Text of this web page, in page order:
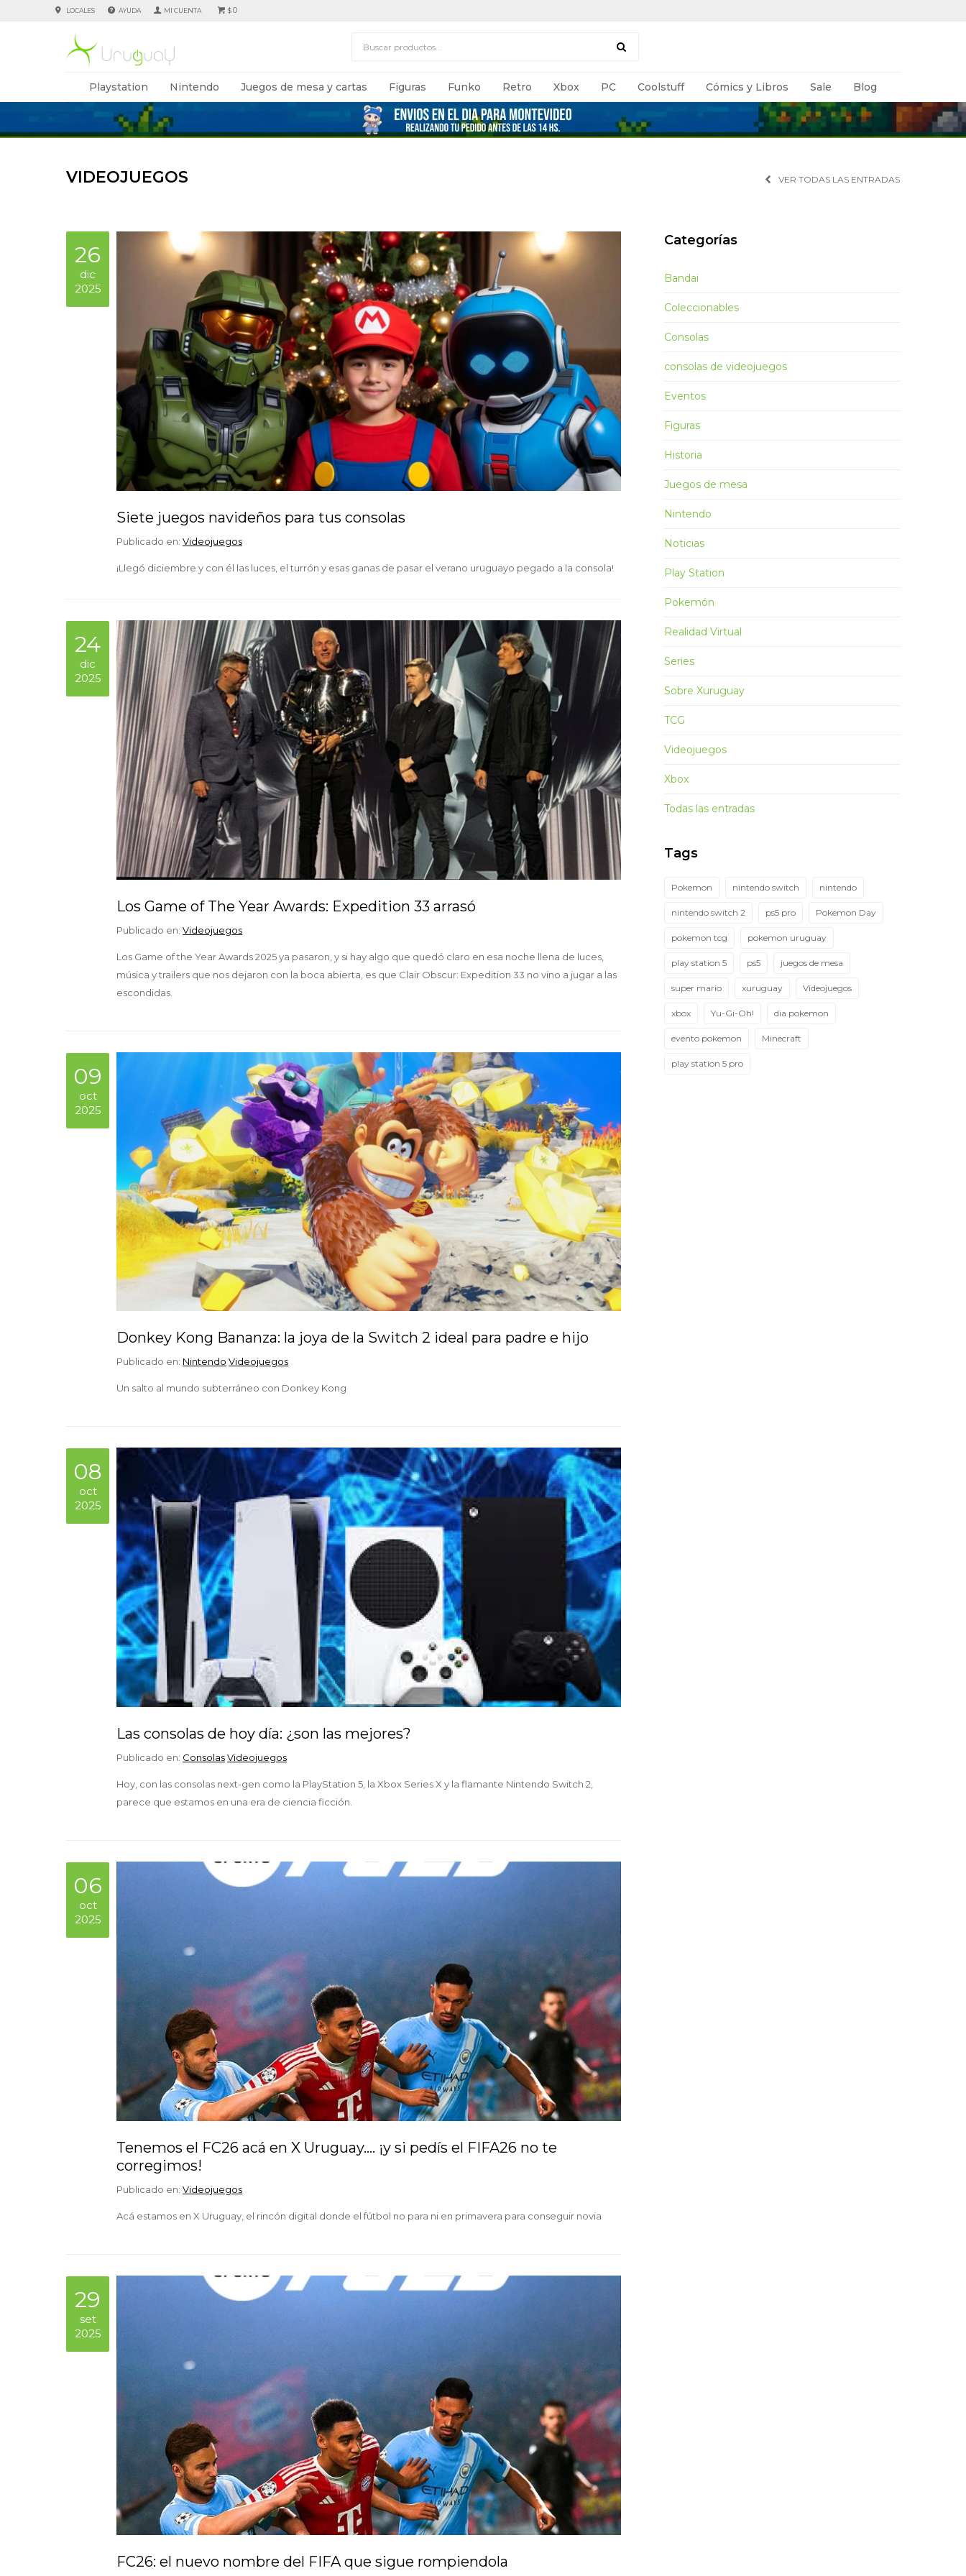
Playstation Nintendo Juegos de mesa y cartas Figuras Funko Retro Xbox PC Coolstuff Cómics y Libros Sale Blog
$0
LOCALES AYUDA
VIDEOJUEGOS VER TODAS LAS ENTRADAS
Siete juegos navideños para tus consolas
26
dic
2025
Publicado en: Videojuegos
¡Llegó diciembre y con él las luces, el turrón y esas ganas de pasar el verano uruguayo pegado a la consola!
Los Game of The Year Awards: Expedition 33 arrasó
24
dic
2025
Publicado en: Videojuegos
Los Game of the Year Awards 2025 ya pasaron, y si hay algo que quedó claro en esa noche llena de luces,
música y trailers que nos dejaron con la boca abierta, es que Clair Obscur: Expedition 33 no vino a jugar a las
escondidas.
Donkey Kong Bananza: la joya de la Switch 2 ideal para padre e hijo
09
oct
2025
Publicado en: Nintendo Videojuegos
Un salto al mundo subterráneo con Donkey Kong
Las consolas de hoy día: ¿son las mejores?
08
oct
2025
Publicado en: ConsolasVideojuegos
Hoy, con las consolas next-gen como la PlayStation 5, la Xbox Series X y la flamante Nintendo Switch 2,
parece que estamos en una era de ciencia ficción.
Tenemos el FC26 acá en X Uruguay.... ¡y si pedís el FIFA26 no te
corregimos!
06
oct
2025
Publicado en: Videojuegos
Acá estamos en X Uruguay, el rincón digital donde el fútbol no para ni en primavera para conseguir novia
FC26: el nuevo nombre del FIFA que sigue rompiendola
29
set
2025
Categorías
Bandai
Coleccionables
Consolas
consolas de videojuegos
Eventos
Figuras
Historia
Juegos de mesa
Nintendo
Noticias
Play Station
Pokemón
Realidad Virtual
Series
Sobre Xuruguay
TCG
Videojuegos
Xbox
Todas las entradas
Tags
Pokemon nintendo switch nintendo
nintendo switch 2 ps5 pro Pokemon Day
pokemon tcg pokemon uruguay
play station 5 ps5 juegos de mesa
super mario xuruguay Videojuegos
xbox Yu-Gi-Oh! dia pokemon
evento pokemon Minecraft
play station 5 pro